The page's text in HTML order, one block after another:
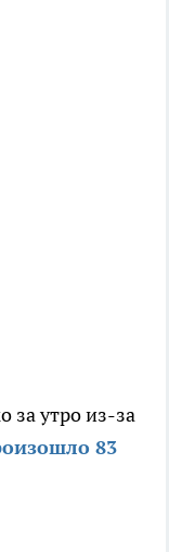
за утро из-за
83